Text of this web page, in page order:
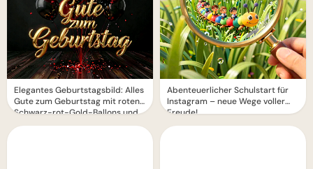
Elegantes Geburtstagsbild: Alles
Gute zum Geburtstag mit roten
Schwarz-rot-Gold-Ballons und
golden
Abenteuerlicher Schulstart für
Instagram – neue Wege voller
Freude!